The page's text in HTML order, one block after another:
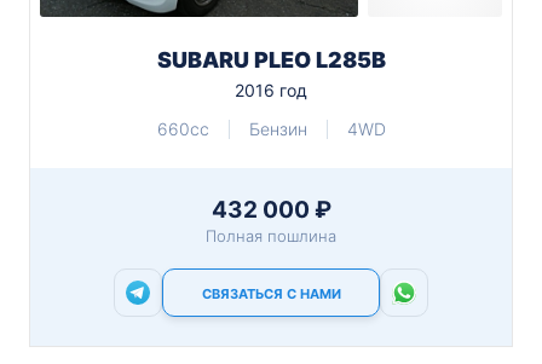
SUBARU PLEO L285B
2016 год
660cc
Бензин 4WD
432 000 ₽
Полная пошлина
СВЯЗАТЬСЯ С НАМИ